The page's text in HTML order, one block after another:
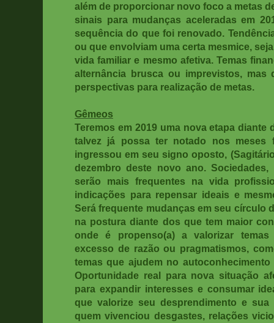
além de proporcionar novo foco a metas
sinais para mudanças aceleradas em
sequência do que foi renovado.
ou que envolviam uma certa mesmice,
vida familiar e mesmo afetiva. Temas
alternância brusca ou imprevistos, mas
perspectivas para realização de metas.
Gêmeos
Teremos em 2019 uma nova etapa diante
talvez já possa ter notado nos meses
ingressou em seu signo oposto,
dezembro deste novo ano.
serão mais frequentes na vida
indicações para repensar ideais e
Será frequente mudanças em seu círculo
na postura diante dos que tem maior
onde é propenso(a) a valorizar
excesso de razão ou pragmatismos,
temas que ajudem no
Oportunidade real para nova situação
para expandir interesses e consumar
que valorize seu desprendimento e sua
quem vivenciou desgastes, relações